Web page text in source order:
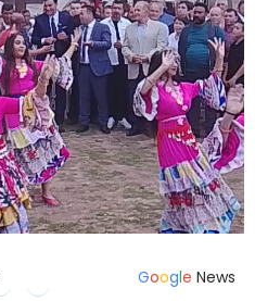
Google News